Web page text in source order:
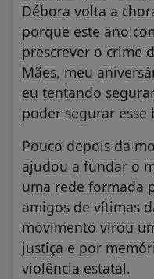
Débora volta a
porque este ano
prescrever o crime
Mães, meu
eu tentando
poder segurar esse
Pouco depois da
ajudou a fundar o
uma rede formada
amigos de vítimas
movimento virou
justiça e por
violência estatal.